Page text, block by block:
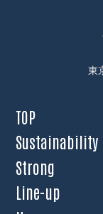
東
TOP
Sustainability
Strong
Line-up